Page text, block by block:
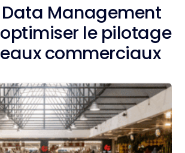
Management
le pilotage
commerciaux